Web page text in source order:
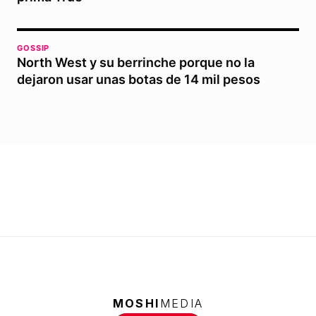
GOSSIP
North West y su berrinche porque no la
dejaron usar unas botas de 14 mil pesos
MOSHI MEDIA